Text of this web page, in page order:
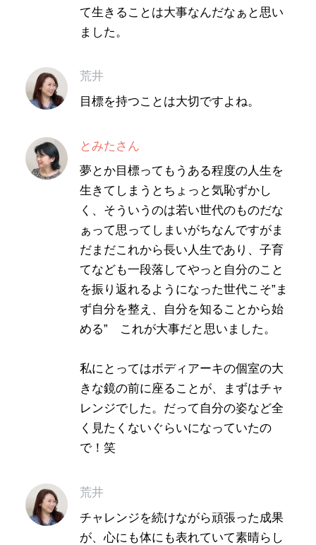
て生きることは大事なんだなぁと思い
ました。
荒井
目標を持つことは大切ですよね。
とみたさん
夢とか目標ってもうある程度の人生を
生きてしまうとちょっと気恥ずかし
く、そういうのは若い世代のものだな
ぁって思ってしまいがちなんですがま
だまだこれから長い人生であり、子育
てなども一段落してやっと自分のこと
を振り返れるようになった世代こそ”ま
ず自分を整え、自分を知ることから始
める” これが大事だと思いました。
私にとってはボディアーキの個室の大
きな鏡の前に座ることが、まずはチャ
レンジでした。だって自分の姿など全
く見たくないぐらいになっていたの
で！笑
荒井
チャレンジを続けながら頑張った成果
が、心にも体にも表れていて素晴らし